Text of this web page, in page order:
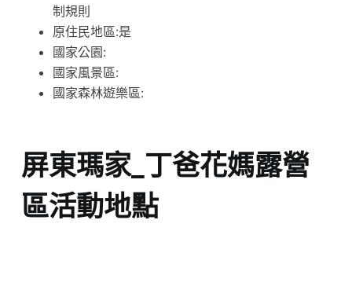
制規則
原住民地區:是
國家公園:
國家風景區:
國家森林遊樂區:
屏東瑪家_丁爸花媽露營
區活動地點